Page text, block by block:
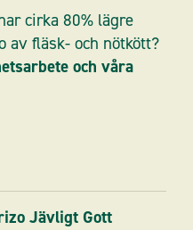
cirka 80% lägre
av fläsk- och nötkött?
och våra
Jävligt Gott